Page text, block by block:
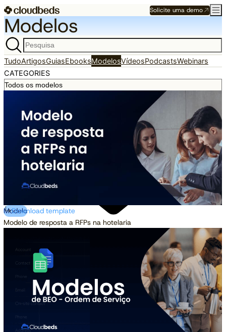
Solicite uma demo
Modelos
TudoArtigosGuiasEbooksModelosVídeosPodcastsWebinars
CATEGORIES
Modelo
Modelo de resposta a RFPs na hotelaria
Download template